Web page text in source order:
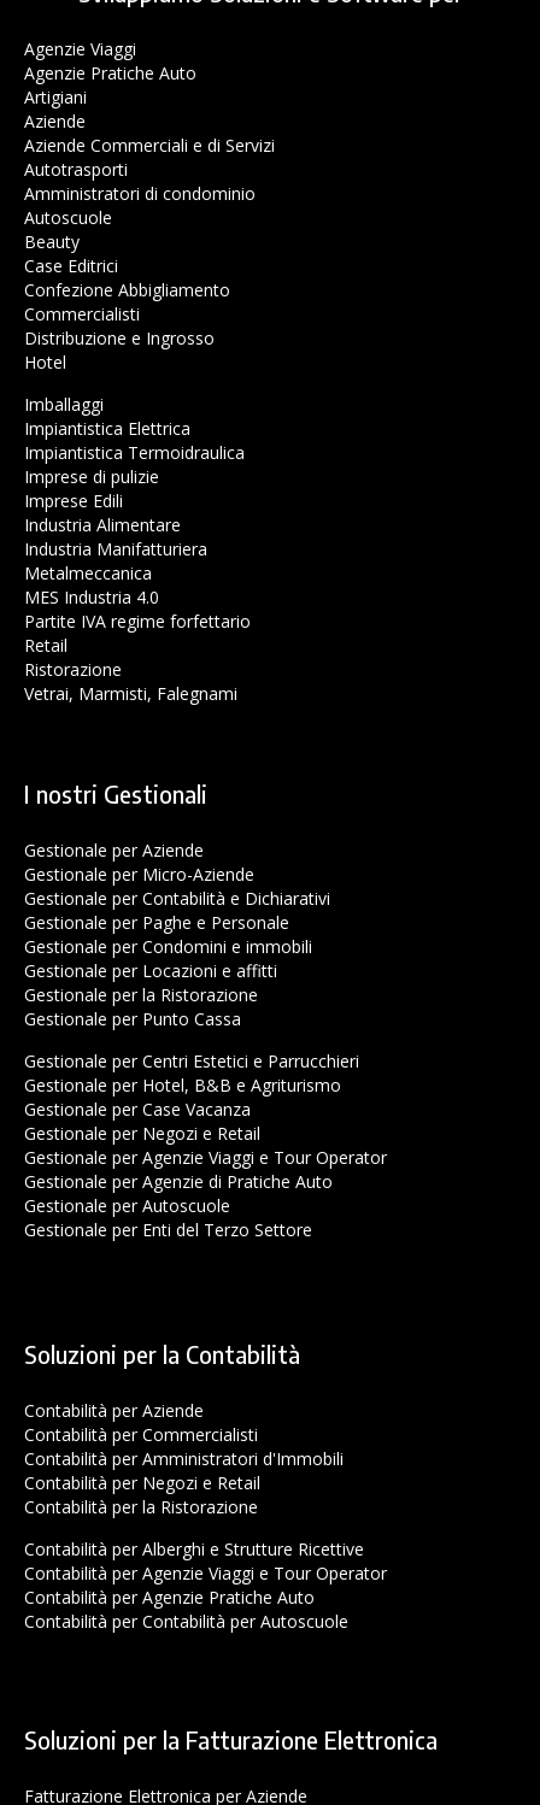
Agenzie Viaggi
Agenzie Pratiche Auto
Artigiani
Aziende
Aziende Commerciali e di Servizi
Autotrasporti
Amministratori di condominio
Autoscuole
Beauty
Case Editrici
Confezione Abbigliamento
Commercialisti
Distribuzione e Ingrosso
Hotel
Imballaggi
Impiantistica Elettrica
Impiantistica Termoidraulica
Imprese di pulizie
Imprese Edili
Industria Alimentare
Industria Manifatturiera
Metalmeccanica
MES Industria 4.0
Partite IVA regime forfettario
Retail
Ristorazione
Vetrai, Marmisti, Falegnami
I nostri Gestionali
Gestionale per Aziende
Gestionale per Micro-Aziende
Gestionale per Contabilità e Dichiarativi
Gestionale per Paghe e Personale
Gestionale per Condomini e immobili
Gestionale per Locazioni e affitti
Gestionale per la Ristorazione
Gestionale per Punto Cassa
Gestionale per Centri Estetici e Parrucchieri
Gestionale per Hotel, B&B e Agriturismo
Gestionale per Case Vacanza
Gestionale per Negozi e Retail
Gestionale per Agenzie Viaggi e Tour Operator
Gestionale per Agenzie di Pratiche Auto
Gestionale per Autoscuole
Gestionale per Enti del Terzo Settore
Soluzioni per la Contabilità
Contabilità per Aziende
Contabilità per Commercialisti
Contabilità per Amministratori d'Immobili
Contabilità per Negozi e Retail
Contabilità per la Ristorazione
Contabilità per Alberghi e Strutture Ricettive
Contabilità per Agenzie Viaggi e Tour Operator
Contabilità per Agenzie Pratiche Auto
Contabilità per Contabilità per Autoscuole
Soluzioni per la Fatturazione Elettronica
Fatturazione Elettronica per Aziende